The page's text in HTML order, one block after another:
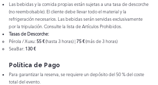
Las bebidas y la comida propias están sujetas a una tasa de descorche
(no reembolsable). El cliente debe llevar todo el material y la
refrigeración necesarios. Las bebidas serán servidas exclusivamente
por la tripulación. Consulte la lista de Artículos Prohibidos.
Tasas de Descorche:
Pérola / Xuxu:55 €(hasta 3 horas) |75 €(más de 3 horas)
SeaBar: 130 €
Política de Pago
Para garantizar la reserva, se requiere un depósito del 50 % del coste
total del evento.